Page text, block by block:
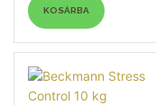
KOSÁRBA